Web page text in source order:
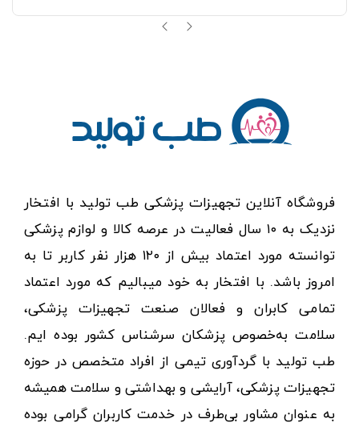
فروشگاه آنلاین تجهیزات پزشکی طب تولید با افتخار
نزدیک به ۱۰ سال فعالیت در عرصه کالا و لوازم پزشکی
توانسته مورد اعتماد بیش از ۱۲۰ هزار نفر کاربر تا به
امروز باشد. با افتخار به خود میبالیم که مورد اعتماد
تمامی کابران و فعالان صنعت تجهیزات پزشکی،
سلامت به‌خصوص پزشکان سرشناس کشور بوده ایم.
طب تولید با گردآوری تیمی از افراد متخصص در حوزه
تجهیزات پزشکی، آرایشی و بهداشتی و سلامت همیشه
به عنوان مشاور بی‌طرف در خدمت کاربران گرامی بوده